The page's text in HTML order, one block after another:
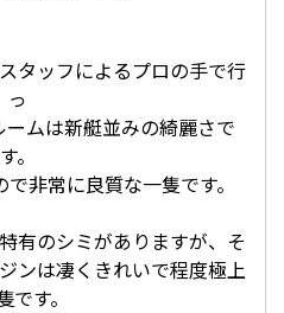
タッフによるプロの手で行
っ
ムは新艇並みの綺麗さで
す。
非常に良質な一隻です。
有のシミがありますが、そ
ンは凄くきれいで程度極上
です。